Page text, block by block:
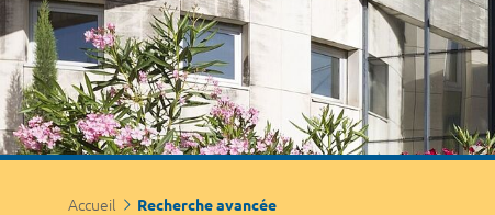
Accueil Recherche avancée